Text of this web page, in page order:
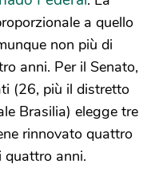
a quello
non più di
anni. Per il Senato,
(26, più il distretto
Brasilia) elegge tre
rinnovato quattro
quattro anni.